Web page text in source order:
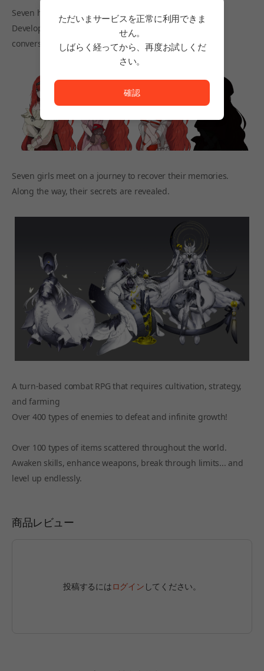
Seven heroines in a twisted gory fairy tale concept,
Develop relationships and unlock new outfits through
conversations, gifts, and more!
Seven girls meet on a journey to recover their memories.
Along the way, their secrets are revealed.
A turn-based combat RPG that requires cultivation, strategy,
and farming
Over 400 types of enemies to defeat and infinite growth!
Over 100 types of items scattered throughout the world.
Awaken skills, enhance weapons, break through limits... and
level up endlessly.
商品レビュー
投稿するにはログイン してください。
ただいまサービスを正常に利用できま
せん。
しばらく経ってから、再度お試しくだ
さい。
ただいまサービスを正常に利用できません。<br/>
確認